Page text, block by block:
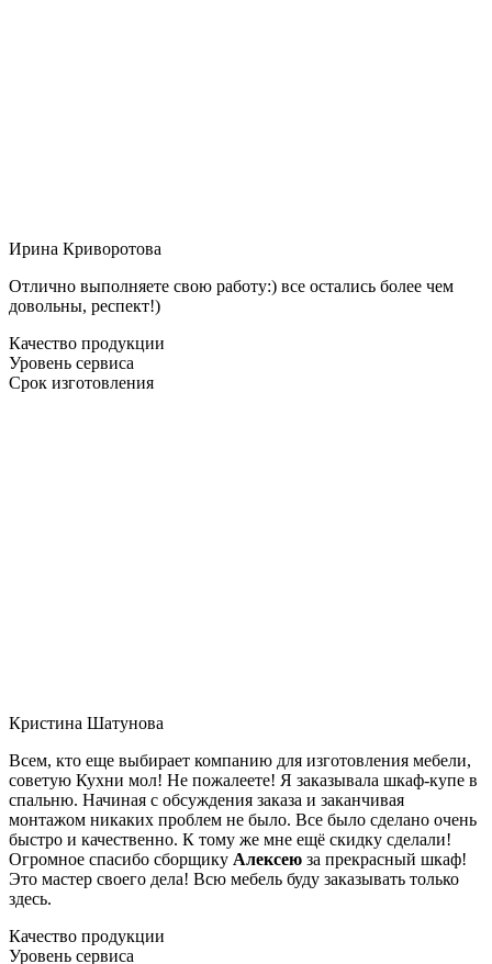
Ирина Криворотова
Отлично выполняете свою работу:) все остались более чем
довольны, респект!)
Качество продукции
Уровень сервиса
Срок изготовления
Кристина Шатунова
Всем, кто еще выбирает компанию для изготовления мебели,
советую Кухни мол! Не пожалеете! Я заказывала шкаф-купе в
спальню. Начиная с обсуждения заказа и заканчивая
монтажом никаких проблем не было. Все было сделано очень
быстро и качественно. К тому же мне ещё скидку сделали!
Огромное спасибо сборщику Алексею за прекрасный шкаф!
Это мастер своего дела! Всю мебель буду заказывать только
здесь.
Качество продукции
Уровень сервиса